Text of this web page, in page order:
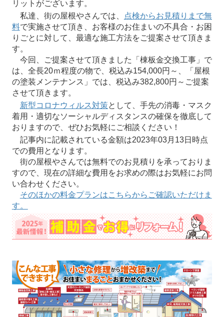
リットがございます。
私達、街の屋根やさんでは、
点検からお見積りまで無
料で実施させて頂き、お客様のお住まいの不具合・お困
りごとに対して、最適な施工方法をご提案させて頂きま
す。
今回、ご提案させて頂きました「棟板金交換工事」で
は、全長20ｍ程度の物で、税込み154,000円～、「屋根
の塗装メンテナンス」では、税込み382,800円～ご提案
させて頂きます。
新型コロナウィルス対策として、手先の消毒・マスク
着用・適切なソーシャルディスタンスの確保を徹底して
おりますので、ぜひお気軽にご相談ください！
記事内に記載されている金額は2023年03月13日時点
での費用となります。
街の屋根やさんでは無料でのお見積りを承っておりま
すので、現在の詳細な費用をお求めの際はお気軽にお問
い合わせください。
そのほかの料金プランはこちらからご確認いただけま
す。